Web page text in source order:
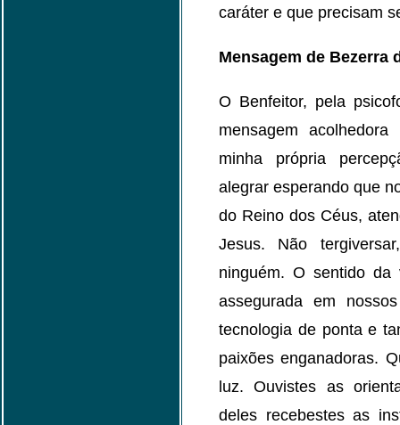
caráter e que precisam
Mensagem de Bezerra
O Benfeitor, pela
mensagem
minha própria
alegrar esperando que
do Reino dos Céus,
Jesus. Não
ninguém. O sentido da
assegurada em
tecnologia de ponta e
paixões enganadoras.
luz. Ouvistes as
deles recebestes as